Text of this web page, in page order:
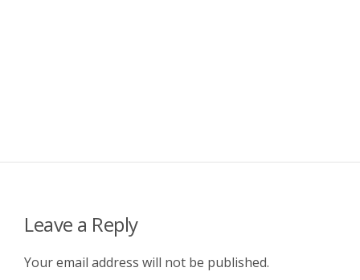
Leave a Reply
Your email address will not be published.